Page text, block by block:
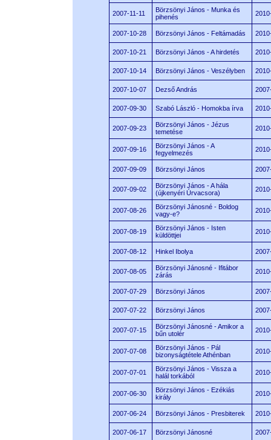
2007-11-11
Börzsönyi János - Munka és
pihenés
2007-10-28 Börzsönyi János - Feltámadás
2007-10-21 Börzsönyi János - A hirdetés
2007-10-14 Börzsönyi János - Veszélyben
2007-10-07 Dezső András
2007-09-30 Szabó László - Homokba írva
2007-09-23
Börzsönyi János - Jézus
temetése
2007-09-16
Börzsönyi János - A
fegyelmezés
2007-09-09 Börzsönyi János
2007-09-02
Börzsönyi János - A hála
(újkenyéri Úrvacsora)
2007-08-26
Börzsönyi Jánosné - Boldog
vagy-e?
2007-08-19
Börzsönyi János - Isten
küldöttjei
2007-08-12 Hinkel Ibolya
2007-08-05
Börzsönyi Jánosné - Ifitábor
zárás
2007-07-29 Börzsönyi János
2007-07-22 Börzsönyi János
2007-07-15
Börzsönyi Jánosné - Amikor a
bűn utolér
2007-07-08
Börzsönyi János - Pál
bizonyságtétele Athénban
2007-07-01
Börzsönyi János - Vissza a
halál torkából
2007-06-30
Börzsönyi János - Ezékiás
király
2007-06-24 Börzsönyi János - Presbiterek
2007-06-17 Börzsönyi Jánosné